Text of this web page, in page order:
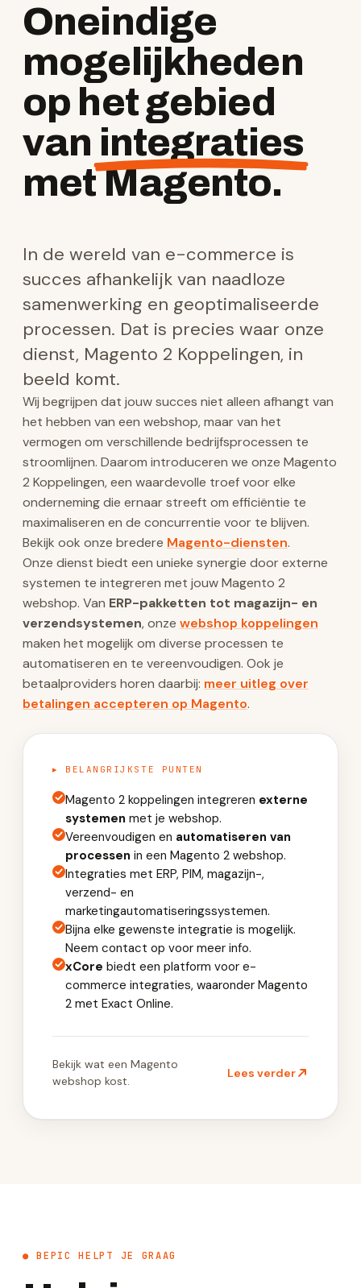
Oneindige
mogelijkheden
op het gebied
van integraties
met Magento.
In de wereld van e-commerce is
succes afhankelijk van naadloze
samenwerking en geoptimaliseerde
processen. Dat is precies waar onze
dienst, Magento 2 Koppelingen, in
beeld komt.
Wij begrijpen dat jouw succes niet alleen afhangt van
het hebben van een webshop, maar van het
vermogen om verschillende bedrijfsprocessen te
stroomlijnen. Daarom introduceren we onze Magento
2 Koppelingen, een waardevolle troef voor elke
onderneming die ernaar streeft om efficiëntie te
maximaliseren en de concurrentie voor te blijven.
Bekijk ook onze bredere Magento-diensten.
Onze dienst biedt een unieke synergie door externe
systemen te integreren met jouw Magento 2
webshop. Van ERP-pakketten tot magazijn- en
verzendsystemen, onze webshop koppelingen
maken het mogelijk om diverse processen te
automatiseren en te vereenvoudigen. Ook je
betaalproviders horen daarbij: meer uitleg over
betalingen accepteren op Magento.
▸ BELANGRIJKSTE PUNTEN
Magento 2 koppelingen integreren externe
systemen met je webshop.
Vereenvoudigen en automatiseren van
processen in een Magento 2 webshop.
Integraties met ERP, PIM, magazijn-,
verzend- en
marketingautomatiseringssystemen.
Bijna elke gewenste integratie is mogelijk.
Neem contact op voor meer info.
xCore biedt een platform voor e-
commerce integraties, waaronder Magento
2 met Exact Online.
Bekijk wat een Magento
webshop kost.
Lees verder
● BEPIC HELPT JE GRAAG